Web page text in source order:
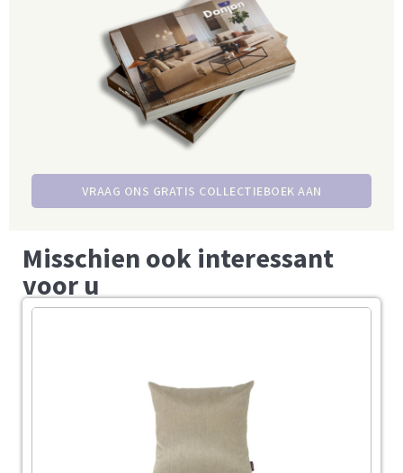
VRAAG ONS GRATIS COLLECTIEBOEK AAN
Misschien ook interessant
voor u